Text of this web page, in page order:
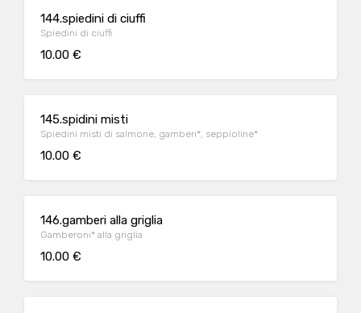
144.spiedini di ciuffi
Spiedini di ciuffi
10.00 €
145.spidini misti
Spiedini misti di salmone, gamberi*, seppioline*
10.00 €
146.gamberi alla griglia
Gamberoni* alla griglia
10.00 €